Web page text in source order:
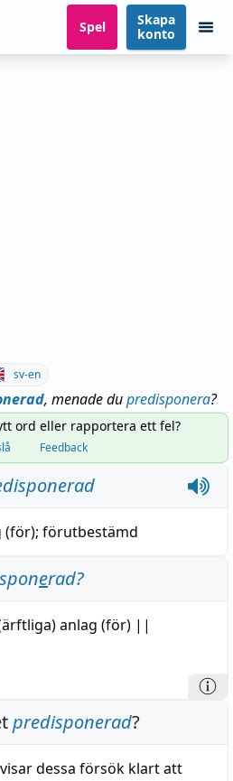
Spel
Skapa
konto
sv-en
, menade dupredisponera?
ord eller rapportera ett fel?
Feedback
(för); förutbestämd
erad?
anlag (för) ||
predisponerad?
dessa försök klart att